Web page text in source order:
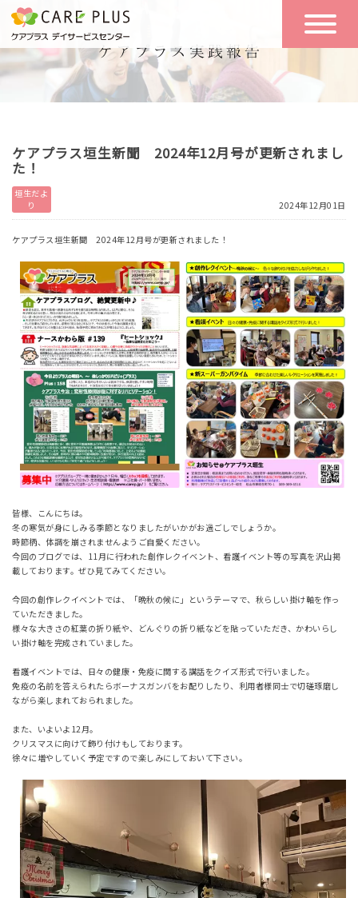
こんな方に
おすすめ
一日の流れ
一日体験
空き状況
リクルート
お問い合わせ
体験希望
ケアプラス垣生新聞 2024年12月号が更新されまし
た！
垣生だよ
り
2024年12月01日
ケアプラス垣生新聞 2024年12月号が更新されました！
皆様、こんにちは。
冬の寒気が身にしみる季節となりましたがいかがお過ごしでしょうか。
時節柄、体調を崩されませんようご自愛ください。
今回のブログでは、11月に行われた創作レクイベント、看護イベント等の写真を沢山掲
載しております。ぜひ見てみてください。
今回の創作レクイベントでは、「晩秋の候に」というテーマで、秋らしい掛け軸を作っ
ていただきました。
様々な大きさの紅葉の折り紙や、どんぐりの折り紙などを貼っていただき、かわいらし
い掛け軸を完成されていました。
看護イベントでは、日々の健康・免疫に関する講話をクイズ形式で行いました。
免疫の名前を答えられたらボーナスガンバをお配りしたり、利用者様同士で切磋琢磨し
ながら楽しまれておられました。
また、いよいよ12月。
クリスマスに向けて飾り付けもしております。
徐々に増やしていく予定ですので楽しみにしておいて下さい。